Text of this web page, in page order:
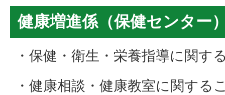
健康増進係（保健センター
・保健・衛生・栄養指導に関す
・健康相談・健康教室に関する